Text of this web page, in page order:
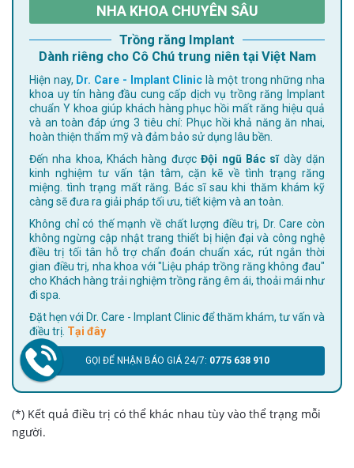
NHA KHOA CHUYÊN SÂU
Trồng răng Implant
Dành riêng cho Cô Chú trung niên tại Việt Nam
Hiện nay, Dr. Care - Implant Clinic là một trong những nha
khoa uy tín hàng đầu cung cấp dịch vụ trồng răng Implant
chuẩn Y khoa giúp khách hàng phục hồi mất răng hiệu quả
và an toàn đáp ứng 3 tiêu chí: Phục hồi khả năng ăn nhai,
hoàn thiện thẩm mỹ và đảm bảo sử dụng lâu bền.
Đến nha khoa, Khách hàng đượcĐội ngũ Bác sĩdày dặn
kinh nghiệm tư vấn tận tâm, cặn kẽ về tình trạng răng
miệng. tình trạng mất răng. Bác sĩ sau khi thăm khám kỹ
càng sẽ đưa ra giải pháp tối ưu, tiết kiệm và an toàn.
Không chỉ có thế mạnh về chất lượng điều trị, Dr. Care còn
không ngừng cập nhật trang thiết bị hiện đại và công nghệ
điều trị tối tân hỗ trợ chẩn đoán chuẩn xác, rút ngắn thời
gian điều trị, nha khoa với "Liệu pháp trồng răng không đau"
cho Khách hàng trải nghiệm trồng răng êm ái, thoải mái như
đi spa.
Đặt hẹn với Dr. Care - Implant Clinic để thăm khám, tư vấn và
điều trị. Tại đây
GỌI ĐỂ NHẬN BÁO GIÁ 24/7: 0775 638 910
(*) Kết quả điều trị có thể khác nhau tùy vào thể trạng mỗi
người.